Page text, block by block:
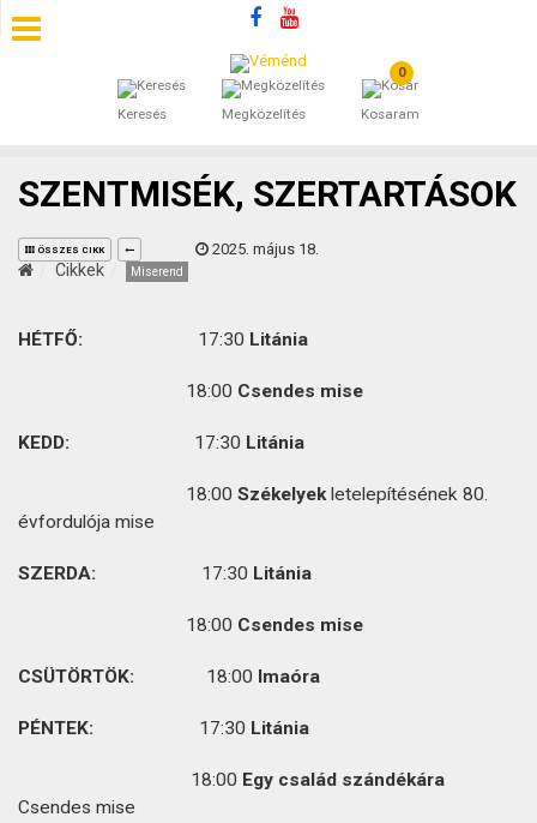
Keresés Megközelítés
0
Kosaram
SZÁLLÁSOK
ÁLTALÁNOS SZERZŐDÉSI FELTÉTELEK
KINCSES BARANYA VÉMÉND
KAPCSOLAT
SZENTMISÉK, SZERTARTÁSOK
ÖSSZES CIKK 2025. május 18.
Cikkek Miserend
HÉTFŐ: 17:30 Litánia
18:00 Csendes mise
KEDD: 17:30 Litánia
18:00 Székelyekletelepítésének 80.
évfordulója mise
SZERDA: 17:30 Litánia
18:00 Csendes mise
CSÜTÖRTÖK: 18:00 Imaóra
PÉNTEK: 17:30 Litánia
18:00 Egy család szándékára
Csendes mise